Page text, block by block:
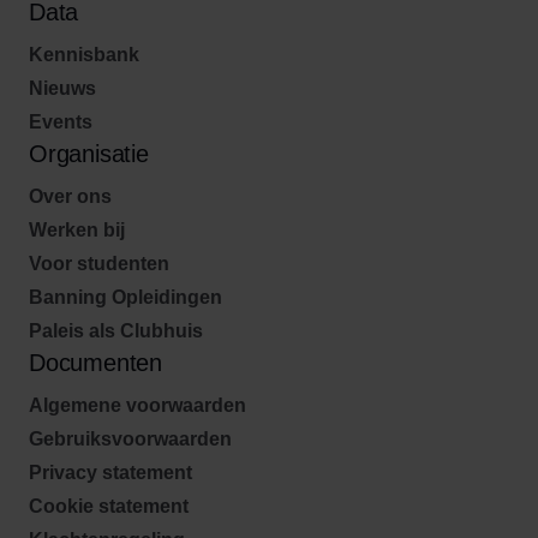
Data
Kennisbank
Nieuws
Events
Organisatie
Over ons
Werken bij
Voor studenten
Banning Opleidingen
Paleis als Clubhuis
Documenten
Algemene voorwaarden
Gebruiksvoorwaarden
Privacy statement
Cookie statement